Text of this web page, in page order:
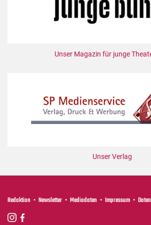
Unser Magazin für junge
Unser Verlag
Redaktion Newsletter Mediadaten Impressum